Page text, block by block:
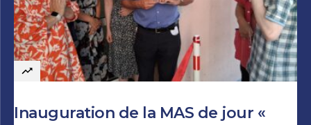
Inauguration de la MAS de jour «